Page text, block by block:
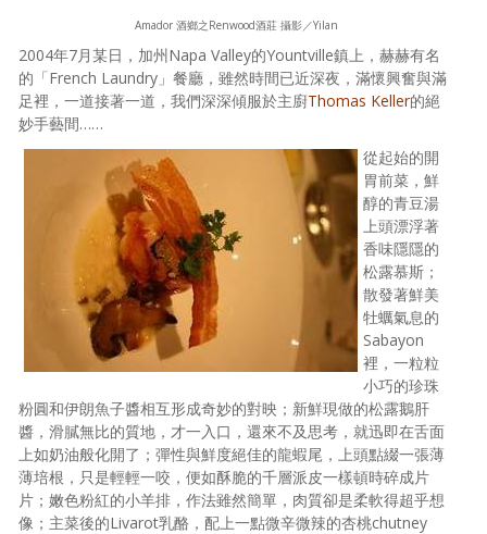
創意出版服務
歷史區
媒體報導一覽
合作與代言
Amador 酒鄉之Renwood酒莊 攝影／Yilan
2004年7月某日，加州Napa Valley的Yountville鎮上，赫赫有名
的「French Laundry」餐廳，雖然時間已近深夜，滿懷興奮與滿
足裡，一道接著一道，我們深深傾服於主廚Thomas Keller的絕
妙手藝間……
從起始的開
胃前菜，鮮
醇的青豆湯
上頭漂浮著
香味隱隱的
松露慕斯；
散發著鮮美
牡蠣氣息的
Sabayon
裡，一粒粒
小巧的珍珠
粉圓和伊朗魚子醬相互形成奇妙的對映；新鮮現做的松露鵝肝
醬，滑膩無比的質地，才一入口，還來不及思考，就迅即在舌面
上如奶油般化開了；彈性與鮮度絕佳的龍蝦尾，上頭點綴一張薄
薄培根，只是輕輕一咬，便如酥脆的千層派皮一樣頓時碎成片
片；嫩色粉紅的小羊排，作法雖然簡單，肉質卻是柔軟得超乎想
像；主菜後的Livarot乳酪，配上一點微辛微辣的杏桃chutney